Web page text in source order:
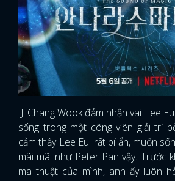
Ji Chang Wook đảm nhận vai Lee
sống trong một công viên giải trí
cảm thấy Lee Eul rất bí ẩn, muốn
mãi mãi như Peter Pan vậy. Trước
ma thuật của mình, anh ấy luôn